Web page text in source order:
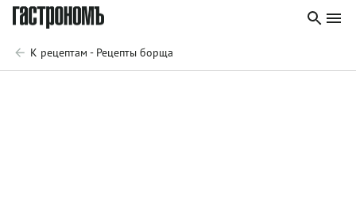
К рецептам - Рецепты борща